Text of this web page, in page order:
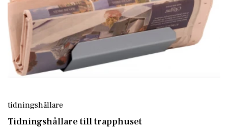
tidningshållare
Tidningshållare till trapphuset